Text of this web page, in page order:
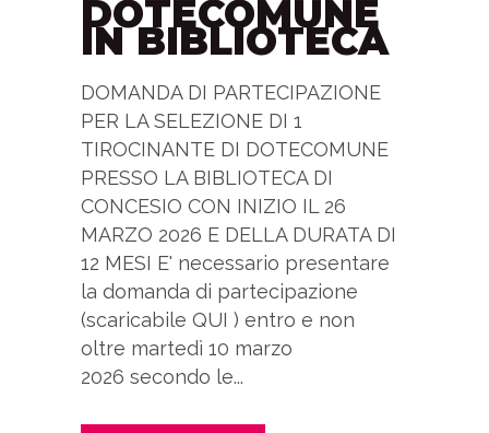
DOTECOMUNE
IN BIBLIOTECA
DOMANDA DI PARTECIPAZIONE
PER LA SELEZIONE DI 1
TIROCINANTE DI DOTECOMUNE
PRESSO LA BIBLIOTECA DI
CONCESIO CON INIZIO IL 26
MARZO 2026 E DELLA DURATA DI
12 MESI E' necessario presentare
la domanda di partecipazione
(scaricabile QUI ) entro e non
oltre martedì 10 marzo
2026 secondo le...